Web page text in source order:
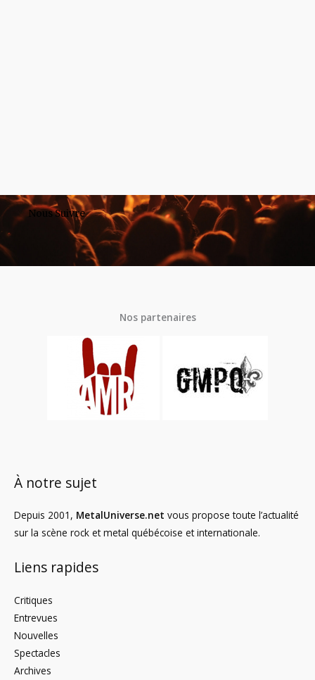
Nous Suivre
Nos partenaires
À notre sujet
Depuis 2001, MetalUniverse.net vous propose toute l’actualité
sur la scène rock et metal québécoise et internationale.
Liens rapides
Critiques
Entrevues
Nouvelles
Spectacles
Archives